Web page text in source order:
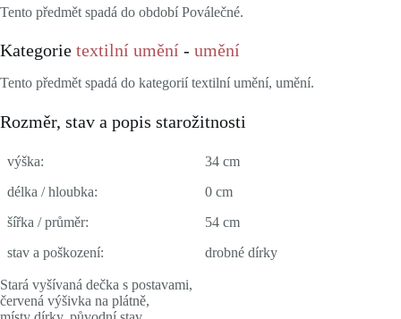
Tento předmět spadá do období Poválečné.
Kategorie textilní umění - umění
Tento předmět spadá do kategorií textilní umění, umění.
Rozměr, stav a popis starožitnosti
výška:
34 cm
délka / hloubka:
0 cm
šířka / průměr:
54 cm
stav a poškození:
drobné dírky
Stará vyšívaná dečka s postavami,
červená výšivka na plátně,